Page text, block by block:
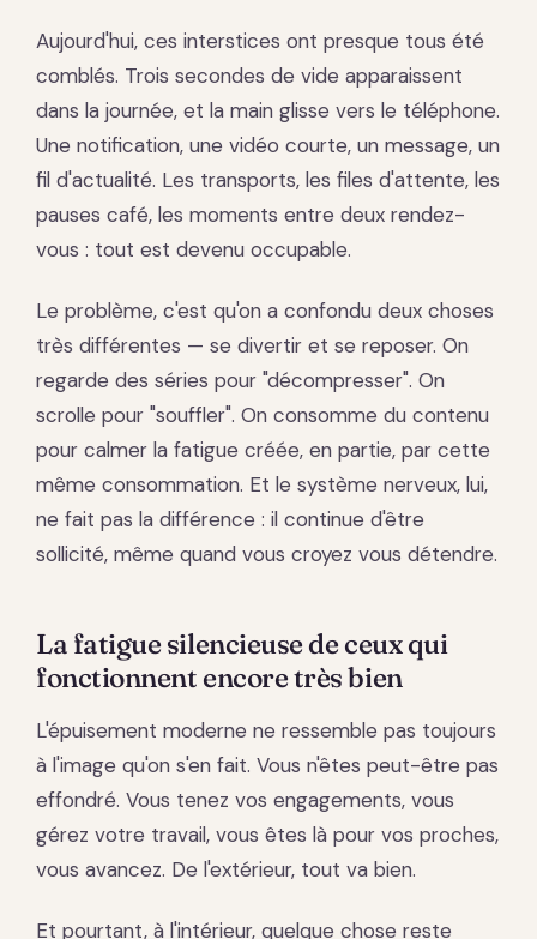
Aujourd'hui, ces interstices ont presque tous été
comblés. Trois secondes de vide apparaissent
dans la journée, et la main glisse vers le téléphone.
Une notification, une vidéo courte, un message, un
fil d'actualité. Les transports, les files d'attente, les
pauses café, les moments entre deux rendez-
vous : tout est devenu occupable.
Le problème, c'est qu'on a confondu deux choses
très différentes — se divertir et se reposer. On
regarde des séries pour "décompresser". On
scrolle pour "souffler". On consomme du contenu
pour calmer la fatigue créée, en partie, par cette
même consommation. Et le système nerveux, lui,
ne fait pas la différence : il continue d'être
sollicité, même quand vous croyez vous détendre.
La fatigue silencieuse de ceux qui
fonctionnent encore très bien
L'épuisement moderne ne ressemble pas toujours
à l'image qu'on s'en fait. Vous n'êtes peut-être pas
effondré. Vous tenez vos engagements, vous
gérez votre travail, vous êtes là pour vos proches,
vous avancez. De l'extérieur, tout va bien.
Et pourtant, à l'intérieur, quelque chose reste